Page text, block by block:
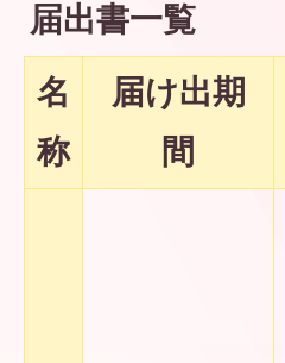
届出書一覧
名
称
届け出期
間